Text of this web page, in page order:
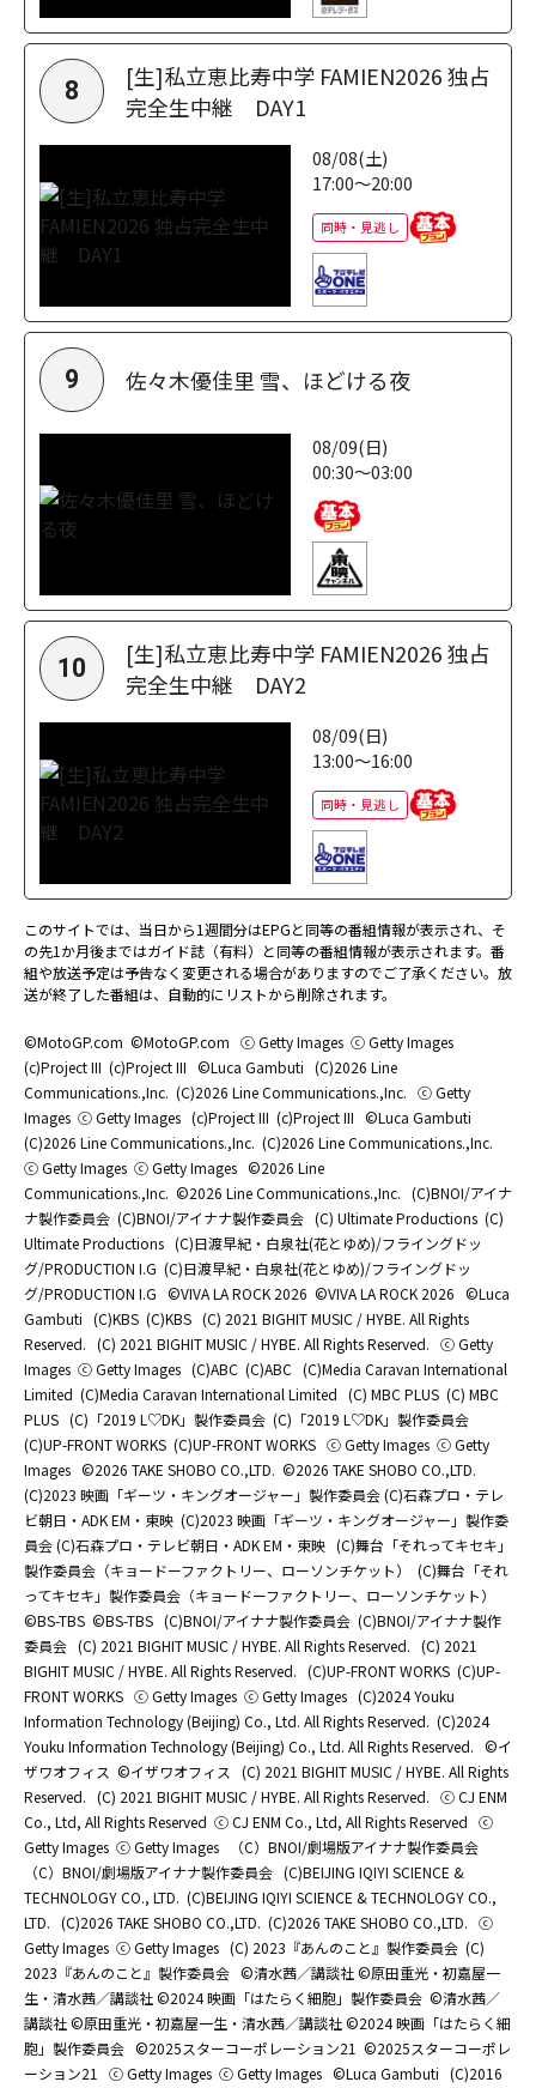
8
[生]私立恵比寿中学 FAMIEN2026 独占
完全生中継 DAY1
08/08(土)
17:00～20:00
同時・見逃し
9 佐々木優佳里 雪、ほどける夜
08/09(日)
00:30～03:00
10
[生]私立恵比寿中学 FAMIEN2026 独占
完全生中継 DAY2
08/09(日)
13:00～16:00
同時・見逃し
このサイトでは、当日から1週間分はEPGと同等の番組情報が表示され、そ
の先1か月後まではガイド誌（有料）と同等の番組情報が表示されます。番
組や放送予定は予告なく変更される場合がありますのでご了承ください。放
送が終了した番組は、自動的にリストから削除されます。
©MotoGP.com ©MotoGP.com ⓒ Getty Images ⓒ Getty Images
(c)Project III (c)Project III ©Luca Gambuti (C)2026 Line
Communications.,Inc. (C)2026 Line Communications.,Inc. ⓒ Getty
Images ⓒ Getty Images (c)Project III (c)Project III ©Luca Gambuti
(C)2026 Line Communications.,Inc. (C)2026 Line Communications.,Inc.
ⓒ Getty Images ⓒ Getty Images ©2026 Line
Communications.,Inc. ©2026 Line Communications.,Inc. (C)BNOI/アイナ
ナ製作委員会 (C)BNOI/アイナナ製作委員会 (C) Ultimate Productions (C)
Ultimate Productions (C)日渡早紀・白泉社(花とゆめ)/フライングドッ
グ/PRODUCTION I.G (C)日渡早紀・白泉社(花とゆめ)/フライングドッ
グ/PRODUCTION I.G ©️VIVA LA ROCK 2026 ©️VIVA LA ROCK 2026 ©Luca
Gambuti (C)KBS (C)KBS (C) 2021 BIGHIT MUSIC / HYBE. All Rights
Reserved. (C) 2021 BIGHIT MUSIC / HYBE. All Rights Reserved. ⓒ Getty
Images ⓒ Getty Images (C)ABC (C)ABC (C)Media Caravan International
Limited (C)Media Caravan International Limited (C) MBC PLUS (C) MBC
PLUS (C)「2019 L♡DK」製作委員会 (C)「2019 L♡DK」製作委員会
(C)UP-FRONT WORKS (C)UP-FRONT WORKS ⓒ Getty Images ⓒ Getty
Images ©2026 TAKE SHOBO CO.,LTD. ©2026 TAKE SHOBO CO.,LTD.
(C)2023 映画「ギーツ・キングオージャー」製作委員会 (C)石森プロ・テレ
ビ朝日・ADK EM・東映 (C)2023 映画「ギーツ・キングオージャー」製作委
員会 (C)石森プロ・テレビ朝日・ADK EM・東映 (C)舞台「それってキセキ」
製作委員会（キョードーファクトリー、ローソンチケット）
(C)舞台「それ
ってキセキ」製作委員会（キョードーファクトリー、ローソンチケット）
©BS-TBS ©BS-TBS (C)BNOI/アイナナ製作委員会 (C)BNOI/アイナナ製作
委員会 (C) 2021 BIGHIT MUSIC / HYBE. All Rights Reserved. (C) 2021
BIGHIT MUSIC / HYBE. All Rights Reserved. (C)UP-FRONT WORKS (C)UP-
FRONT WORKS ⓒ Getty Images ⓒ Getty Images (C)2024 Youku
Information Technology (Beijing) Co., Ltd. All Rights Reserved. (C)2024
Youku Information Technology (Beijing) Co., Ltd. All Rights Reserved. ©イ
ザワオフィス ©イザワオフィス
(C) 2021 BIGHIT MUSIC / HYBE. All Rights
Reserved. (C) 2021 BIGHIT MUSIC / HYBE. All Rights Reserved. ⓒ CJ ENM
Co., Ltd, All Rights Reserved ⓒ CJ ENM Co., Ltd, All Rights Reserved ⓒ
Getty Images ⓒ Getty Images
（C）BNOI/劇場版アイナナ製作委員会
（C）BNOI/劇場版アイナナ製作委員会 (C)BEIJING IQIYI SCIENCE &
TECHNOLOGY CO., LTD. (C)BEIJING IQIYI SCIENCE & TECHNOLOGY CO.,
LTD. (C)2026 TAKE SHOBO CO.,LTD. (C)2026 TAKE SHOBO CO.,LTD. ⓒ
Getty Images ⓒ Getty Images (C) 2023『あんのこと』製作委員会 (C)
2023『あんのこと』製作委員会 ©清水茜／講談社 ©原田重光・初嘉屋一
生・清水茜／講談社 ©2024 映画「はたらく細胞」製作委員会 ©清水茜／
講談社 ©原田重光・初嘉屋一生・清水茜／講談社 ©2024 映画「はたらく細
胞」製作委員会 ©2025スターコーポレーション21 ©2025スターコーポレ
ーション21
ⓒ Getty Images ⓒ Getty Images ©Luca Gambuti (C)2016